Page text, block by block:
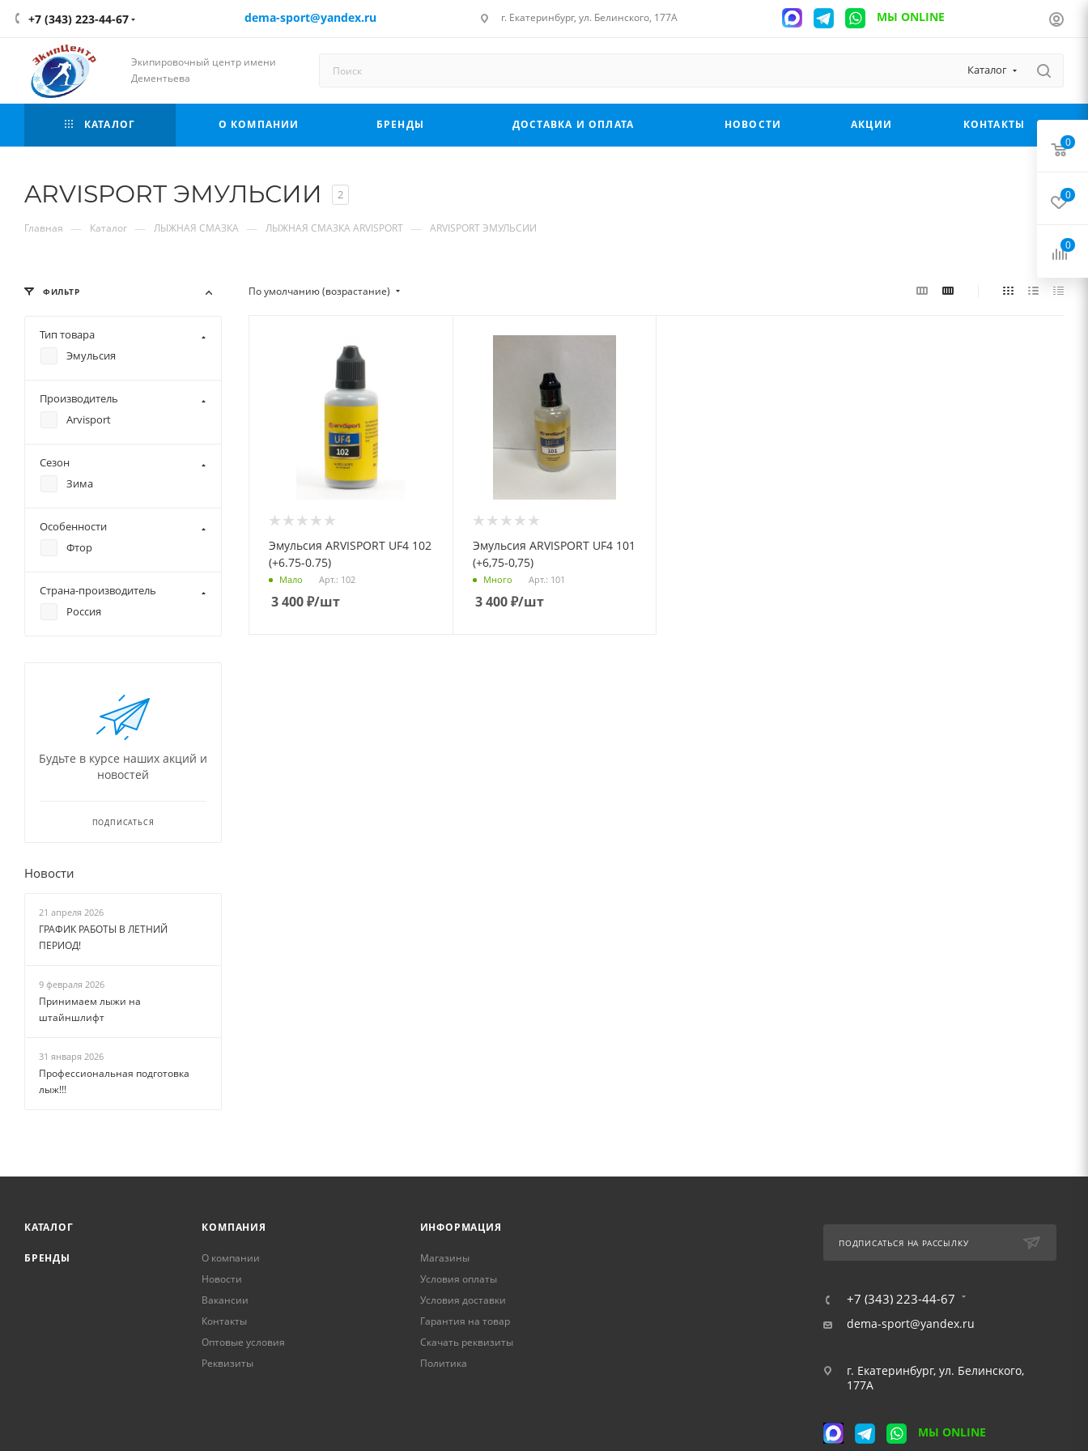
+7 (343) 223-44-67 dema-sport@yandex.ru г. Екатеринбург, ул. Белинского, 177А МЫ ONLINE
Экипировочный центр имени
Дементьева
Каталог
КАТАЛОГ О КОМПАНИИ БРЕНДЫ ДОСТАВКА И ОПЛАТА НОВОСТИ АКЦИИ КОНТАКТЫ
ARVISPORT ЭМУЛЬСИИ 2
Главная — Каталог — ЛЫЖНАЯ СМАЗКА — ЛЫЖНАЯ СМАЗКА ARVISPORT — ARVISPORT ЭМУЛЬСИИ
По умолчанию (возрастание)
Эмульсия ARVISPORT UF4 102
(+6.75-0.75)
Мало Арт.: 102
3 400₽/шт
Эмульсия ARVISPORT UF4 101
(+6,75-0,75)
Много Арт.: 101
3 400₽/шт
ФИЛЬТР
Тип товара
Эмульсия
Производитель
Arvisport
Сезон
Зима
Особенности
Фтор
Страна-производитель
Россия
Будьте в курсе наших акций и
новостей
ПОДПИСАТЬСЯ
Новости
21 апреля 2026
ГРАФИК РАБОТЫ В ЛЕТНИЙ
ПЕРИОД!
9 февраля 2026
Принимаем лыжи на
штайншлифт
31 января 2026
Профессиональная подготовка
лыж!!!
КАТАЛОГ
БРЕНДЫ
КОМПАНИЯ
О компании
Новости
Вакансии
Контакты
Оптовые условия
Реквизиты
ИНФОРМАЦИЯ
Магазины
Условия оплаты
Условия доставки
Гарантия на товар
Скачать реквизиты
Политика
ПОДПИСАТЬСЯ НА РАССЫЛКУ
+7 (343) 223-44-67
dema-sport@yandex.ru
г. Екатеринбург, ул. Белинского,
177А
МЫ ONLINE
0
0
0